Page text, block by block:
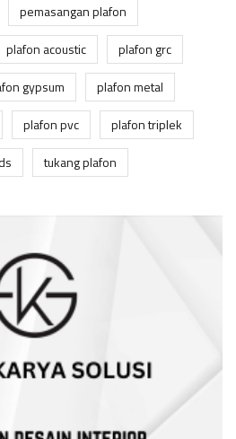
pemasangan plafon
plafon acoustic
plafon grc
gypsum
plafon metal
plafon pvc
plafon triplek
tukang plafon